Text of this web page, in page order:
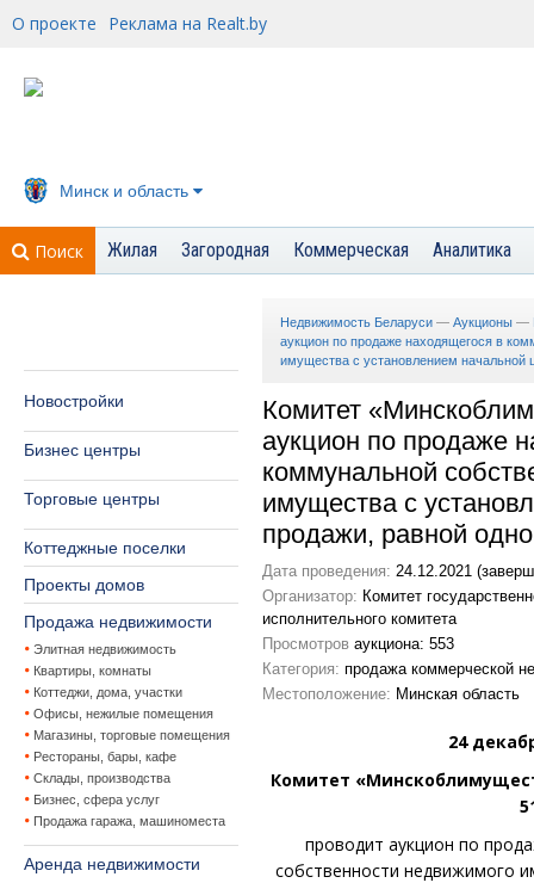
О проекте Реклама на Realt.by
Минск и область
Поиск Жилая Загородная Коммерческая Аналитика
Новостройки
Бизнес центры
Торговые центры
Коттеджные поселки
Проекты домов
Продажа недвижимости
Элитная недвижимость
Квартиры, комнаты
Коттеджи, дома, участки
Офисы, нежилые помещения
Магазины, торговые помещения
Рестораны, бары, кафе
Склады, производства
Бизнес, сфера услуг
Продажа гаража, машиноместа
Аренда недвижимости
Недвижимость Беларуси — Аукционы —
аукцион по продаже находящегося в
имущества с установлением начальной
Комитет
аукцион по продаже
коммунальной
имущества с
продажи, равной
Дата проведения: 24.12.2021
Организатор: Комитет
исполнительного комитета
Просмотров аукциона: 553
Категория: продажа коммерческой
Местоположение: Минская область
24
Комитет
проводит аукцион по
собственности недвижимого